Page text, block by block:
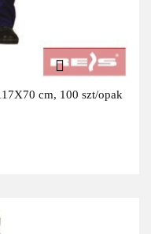
cm, 100 szt/opak